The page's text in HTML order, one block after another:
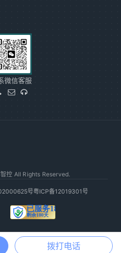
微信客服
控 All Rights Reserved.
号粤ICP备12019301号
获取方案 渠道合作
拨打电话